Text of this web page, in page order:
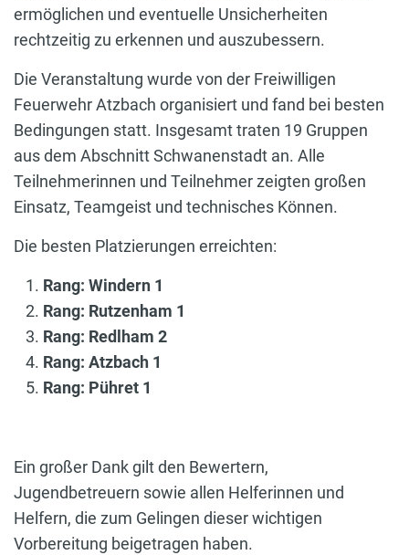
ermöglichen und eventuelle Unsicherheiten
rechtzeitig zu erkennen und auszubessern.
Die Veranstaltung wurde von der Freiwilligen
Feuerwehr Atzbach organisiert und fand bei besten
Bedingungen statt. Insgesamt traten 19 Gruppen
aus dem Abschnitt Schwanenstadt an. Alle
Teilnehmerinnen und Teilnehmer zeigten großen
Einsatz, Teamgeist und technisches Können.
Die besten Platzierungen erreichten:
Rang: Windern 1
Rang: Rutzenham 1
Rang: Redlham 2
Rang: Atzbach 1
Rang: Pühret 1
Ein großer Dank gilt den Bewertern,
Jugendbetreuern sowie allen Helferinnen und
Helfern, die zum Gelingen dieser wichtigen
Vorbereitung beigetragen haben.